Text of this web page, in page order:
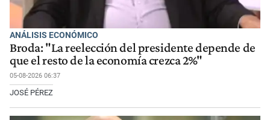
ANÁLISIS ECONÓMICO
Broda: "La reelección del presidente depende de
que el resto de la economía crezca 2%"
05-08-2026 06:37
JOSÉ PÉREZ